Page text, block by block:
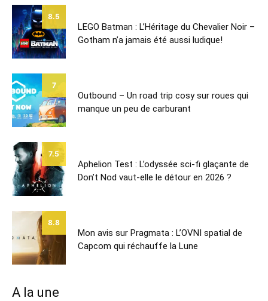
8.5
LEGO Batman : L’Héritage du Chevalier Noir –
Gotham n’a jamais été aussi ludique!
7
Outbound – Un road trip cosy sur roues qui
manque un peu de carburant
7.5
Aphelion Test : L’odyssée sci-fi glaçante de
Don’t Nod vaut-elle le détour en 2026 ?
8.8
Mon avis sur Pragmata : L’OVNI spatial de
Capcom qui réchauffe la Lune
A la une